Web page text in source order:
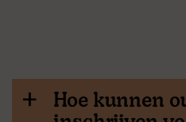
a
Hoe kunnen